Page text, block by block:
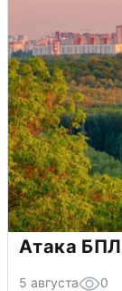
Атака
5 августа 0